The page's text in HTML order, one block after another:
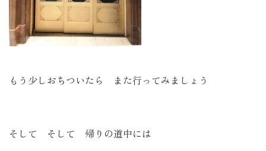
もう少しおちついたら また行ってみましょう
そして そして 帰りの道中には